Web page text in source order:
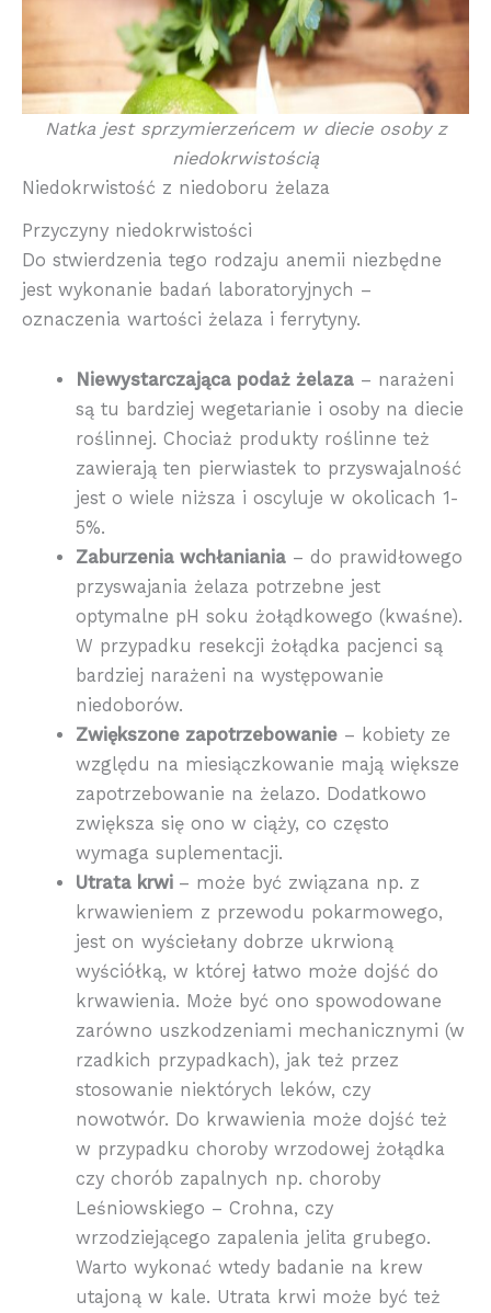
Natka jest sprzymierzeńcem w diecie osoby z
niedokrwistością
Niedokrwistość z niedoboru żelaza
Przyczyny niedokrwistości
Do stwierdzenia tego rodzaju anemii niezbędne
jest wykonanie badań laboratoryjnych –
oznaczenia wartości żelaza i ferrytyny.
Niewystarczająca podaż żelaza – narażeni
są tu bardziej wegetarianie i osoby na diecie
roślinnej. Chociaż produkty roślinne też
zawierają ten pierwiastek to przyswajalność
jest o wiele niższa i oscyluje w okolicach 1-
5%.
Zaburzenia wchłaniania – do prawidłowego
przyswajania żelaza potrzebne jest
optymalne pH soku żołądkowego (kwaśne).
W przypadku resekcji żołądka pacjenci są
bardziej narażeni na występowanie
niedoborów.
Zwiększone zapotrzebowanie – kobiety ze
względu na miesiączkowanie mają większe
zapotrzebowanie na żelazo. Dodatkowo
zwiększa się ono w ciąży, co często
wymaga suplementacji.
Utrata krwi – może być związana np. z
krwawieniem z przewodu pokarmowego,
jest on wyściełany dobrze ukrwioną
wyściółką, w której łatwo może dojść do
krwawienia. Może być ono spowodowane
zarówno uszkodzeniami mechanicznymi (w
rzadkich przypadkach), jak też przez
stosowanie niektórych leków, czy
nowotwór. Do krwawienia może dojść też
w przypadku choroby wrzodowej żołądka
czy chorób zapalnych np. choroby
Leśniowskiego – Crohna, czy
wrzodziejącego zapalenia jelita grubego.
Warto wykonać wtedy badanie na krew
utajoną w kale. Utrata krwi może być też